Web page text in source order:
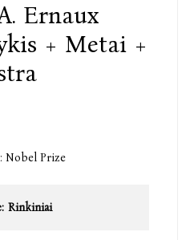
Ernaux
+ Metai +
Nobel Prize
Rinkiniai